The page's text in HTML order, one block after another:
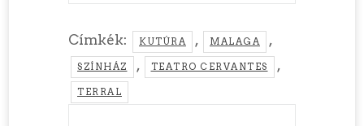
Címkék: KUTÚRA , MALAGA ,
SZÍNHÁZ , TEATRO CERVANTES ,
TERRAL